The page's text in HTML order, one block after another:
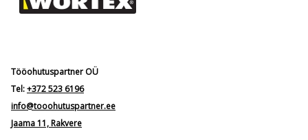
Tööohutuspartner OÜ
Tel:+372 523 6196
info@tooohutuspartner.ee
Jaama 11, Rakvere